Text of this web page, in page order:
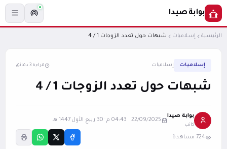
بوابة صيدا
الرئيسية إسلاميات شبهات حول تعدد الزوجات 1 / 4
إسلاميات إسلاميات قراءة 3 دقائق
شبهات حول تعدد الزوجات 1 / 4
بوابة صيدا
كاتب
22/09/2025 04:43 م 30 ربيع الأول 1447 هـ
724 مشاهدة